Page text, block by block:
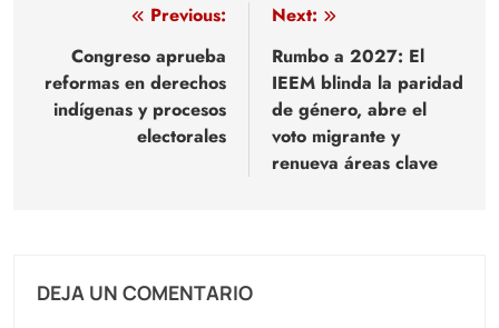
Navegación
entradas
Previous:
Congreso aprueba
reformas en derechos
indígenas y procesos
electorales
Next:
Rumbo a 2027: El
IEEM blinda la paridad
de género, abre el
voto migrante y
renueva áreas clave
DEJA UN COMENTARIO